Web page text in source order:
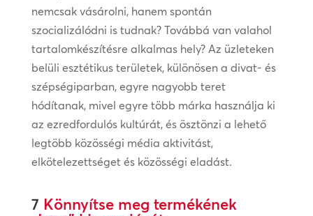
nemcsak vásárolni, hanem spontán
szocializálódni is tudnak? Továbbá van valahol
tartalomkészítésre alkalmas hely? Az üzleteken
belüli esztétikus területek, különösen a divat- és
szépségiparban, egyre nagyobb teret
hódítanak, mivel egyre több márka használja ki
az ezredfordulós kultúrát, és ösztönzi a lehető
legtöbb közösségi média aktivitást,
elkötelezettséget és közösségi eladást.
7 Könnyítse meg termékének